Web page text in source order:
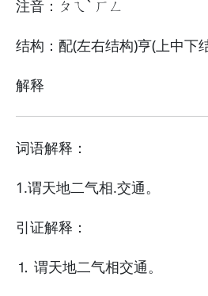
注音：ㄆㄟˋ ㄏㄥ
结构：配(左右结构)亨(上中下
解释
词语解释：
1.谓天地二气相.交通。
引证解释：
⒈ 谓天地二气相交通。